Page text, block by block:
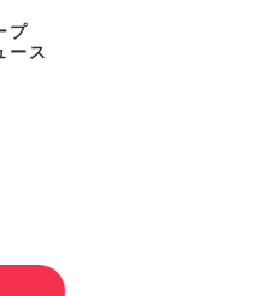
プ
ース